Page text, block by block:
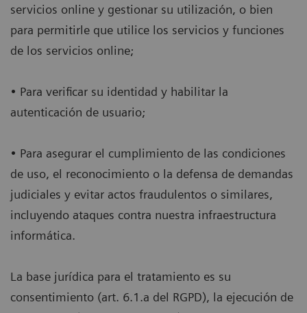
servicios online y gestionar su utilización, o bien
para permitirle que utilice los servicios y funciones
de los servicios online;
• Para verificar su identidad y habilitar la
autenticación de usuario;
• Para asegurar el cumplimiento de las condiciones
de uso, el reconocimiento o la defensa de demandas
judiciales y evitar actos fraudulentos o similares,
incluyendo ataques contra nuestra infraestructura
informática.
La base jurídica para el tratamiento es su
consentimiento (art. 6.1.a del RGPD), la ejecución de